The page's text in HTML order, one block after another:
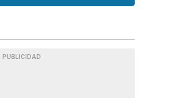
PUBLICIDAD